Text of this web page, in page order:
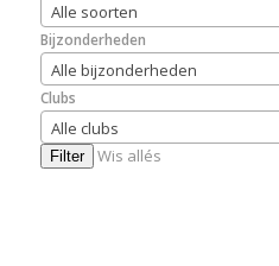
Alle soorten
Bijzonderheden
Alle bijzonderheden
Clubs
Alle clubs
Filter Wis allés